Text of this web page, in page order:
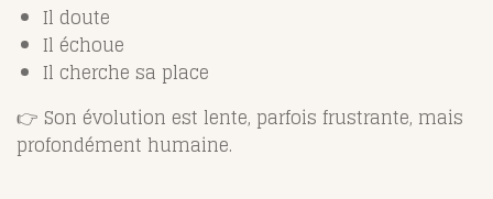
Il doute
Il échoue
Il cherche sa place
👉 Son évolution est lente, parfois frustrante, mais
profondément humaine.